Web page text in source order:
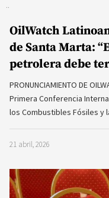
OilWatch
de Santa Marta:
petrolera debe
PRONUNCIAMIENTO DE
Primera Conferencia
los Combustibles Fósiles y
21 abril, 2026